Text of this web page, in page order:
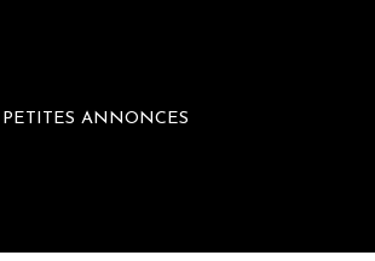
PETITES ANNONCES